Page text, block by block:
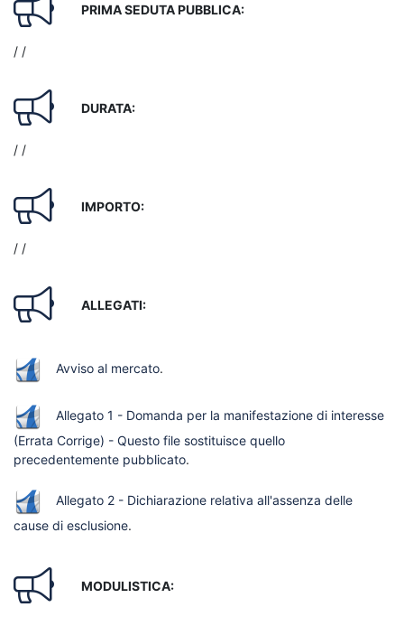
PRIMA SEDUTA PUBBLICA:
/ /
DURATA:
/ /
IMPORTO:
/ /
ALLEGATI:
Avviso al mercato.
Allegato 1 - Domanda per la manifestazione di interesse
(Errata Corrige) - Questo file sostituisce quello
precedentemente pubblicato.
Allegato 2 - Dichiarazione relativa all'assenza delle
cause di esclusione.
MODULISTICA: